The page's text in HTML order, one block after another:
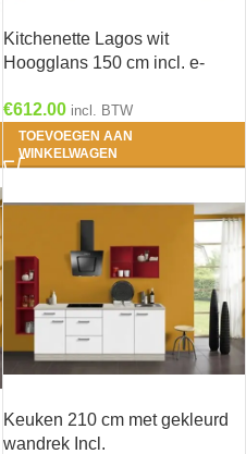
Kitchenette Lagos wit
Hoogglans 150 cm incl. e-
€612.00 incl. BTW
TOEVOEGEN AAN
WINKELWAGEN
Keuken 210 cm met gekleurd
wandrek Incl.